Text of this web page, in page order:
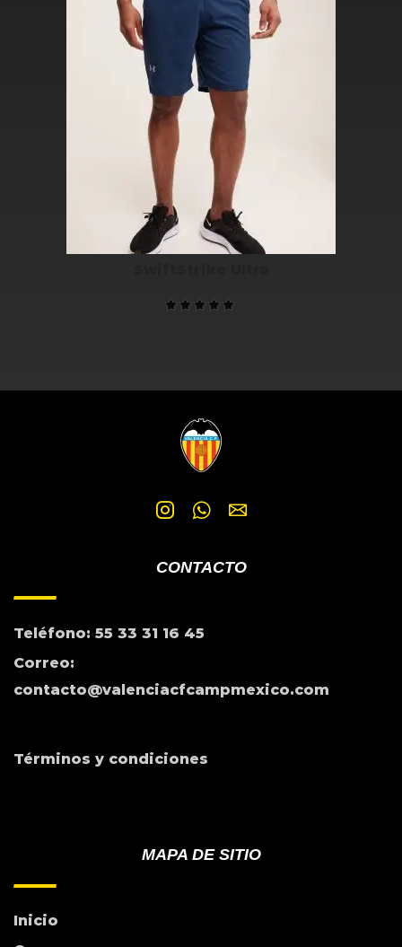
CONTACTO
Teléfono: 55 33 31 16 45
Correo:
contacto@valenciacfcampmexico.com
Términos y condiciones
MAPA DE SITIO
Inicio